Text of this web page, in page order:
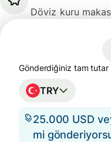
Döviz kuru
Gönderdiğiniz tam tutar
TRY
25.000 USD
mi